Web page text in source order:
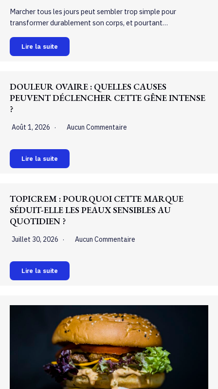
Marcher tous les jours peut sembler trop simple pour
transformer durablement son corps, et pourtant…
Lire la suite
DOULEUR OVAIRE : QUELLES CAUSES
PEUVENT DÉCLENCHER CETTE GÊNE INTENSE
?
Août 1, 2026 Aucun Commentaire
Lire la suite
TOPICREM : POURQUOI CETTE MARQUE
SÉDUIT-ELLE LES PEAUX SENSIBLES AU
QUOTIDIEN ?
Juillet 30, 2026 Aucun Commentaire
Lire la suite